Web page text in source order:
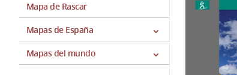
Mapa de Rascar
Mapas de España
Mapas del mundo